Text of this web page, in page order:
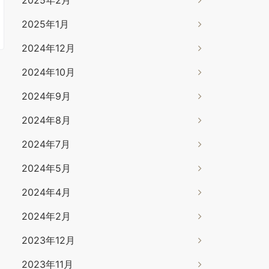
2025年1月
2024年12月
2024年10月
2024年9月
2024年8月
2024年7月
2024年5月
2024年4月
2024年2月
2023年12月
2023年11月